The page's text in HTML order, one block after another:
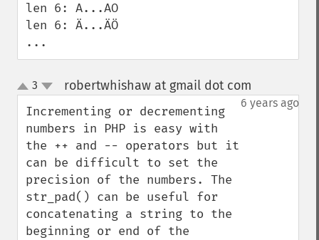
len 6: A...AO
len 6: Ä...ÄÖ
...
up
down
3 robertwhishaw at gmail dot com
6 years ago
Incrementing or decrementing
numbers in PHP is easy with
the ++ and -- operators but it
can be difficult to set the
precision of the numbers. The
str_pad() can be useful for
concatenating a string to the
beginning or end of the